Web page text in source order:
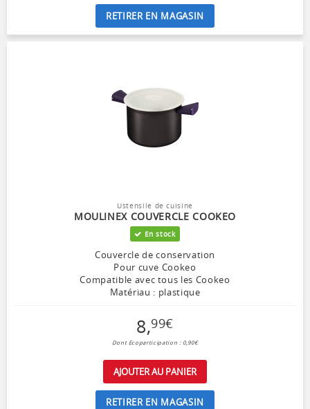
RETIRER EN MAGASIN
Ustensile de cuisine
MOULINEX COUVERCLE COOKEO
En stock
Couvercle de conservation
Pour cuve Cookeo
Compatible avec tous les Cookeo
Matériau : plastique
8,99€
Dont Ecoparticipation : 0,90€
AJOUTER AU PANIER
RETIRER EN MAGASIN